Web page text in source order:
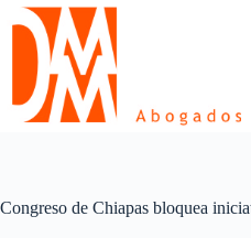
Skip
content
Congreso de Chiapas bloquea